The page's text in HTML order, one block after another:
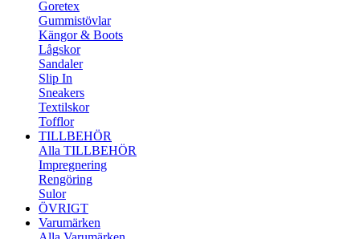
Goretex
Gummistövlar
Kängor & Boots
Lågskor
Sandaler
Slip In
Sneakers
Textilskor
Tofflor
TILLBEHÖR
Alla TILLBEHÖR
Impregnering
Rengöring
Sulor
ÖVRIGT
Varumärken